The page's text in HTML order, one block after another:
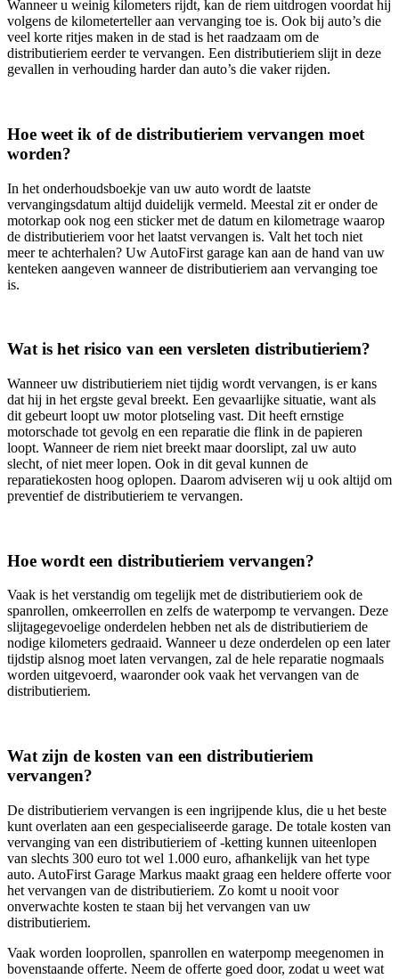
Wanneer u weinig kilometers rijdt, kan de riem uitdrogen voordat hij
volgens de kilometerteller aan vervanging toe is. Ook bij auto’s die
veel korte ritjes maken in de stad is het raadzaam om de
distributieriem eerder te vervangen. Een distributieriem slijt in deze
gevallen in verhouding harder dan auto’s die vaker rijden.
Hoe weet ik of de distributieriem vervangen moet
worden?
In het onderhoudsboekje van uw auto wordt de laatste
vervangingsdatum altijd duidelijk vermeld. Meestal zit er onder de
motorkap ook nog een sticker met de datum en kilometrage waarop
de distributieriem voor het laatst vervangen is. Valt het toch niet
meer te achterhalen? Uw AutoFirst garage kan aan de hand van uw
kenteken aangeven wanneer de distributieriem aan vervanging toe
is.
Wat is het risico van een versleten distributieriem?
Wanneer uw distributieriem niet tijdig wordt vervangen, is er kans
dat hij in het ergste geval breekt. Een gevaarlijke situatie, want als
dit gebeurt loopt uw motor plotseling vast. Dit heeft ernstige
motorschade tot gevolg en een reparatie die flink in de papieren
loopt. Wanneer de riem niet breekt maar doorslipt, zal uw auto
slecht, of niet meer lopen. Ook in dit geval kunnen de
reparatiekosten hoog oplopen. Daarom adviseren wij u ook altijd om
preventief de distributieriem te vervangen.
Hoe wordt een distributieriem vervangen?
Vaak is het verstandig om tegelijk met de distributieriem ook de
spanrollen, omkeerrollen en zelfs de waterpomp te vervangen. Deze
slijtagegevoelige onderdelen hebben net als de distributieriem de
nodige kilometers gedraaid. Wanneer u deze onderdelen op een later
tijdstip alsnog moet laten vervangen, zal de hele reparatie nogmaals
worden uitgevoerd, waaronder ook vaak het vervangen van de
distributieriem.
Wat zijn de kosten van een distributieriem
vervangen?
De distributieriem vervangen is een ingrijpende klus, die u het beste
kunt overlaten aan een gespecialiseerde garage. De totale kosten van
vervanging van een distributieriem of -ketting kunnen uiteenlopen
van slechts 300 euro tot wel 1.000 euro, afhankelijk van het type
auto. AutoFirst Garage Markus maakt graag een heldere offerte voor
het vervangen van de distributieriem. Zo komt u nooit voor
onverwachte kosten te staan bij het vervangen van uw
distributieriem.
Vaak worden looprollen, spanrollen en waterpomp meegenomen in
bovenstaande offerte. Neem de offerte goed door, zodat u weet wat